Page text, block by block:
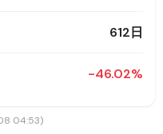
612日
-46.02%
04:53)